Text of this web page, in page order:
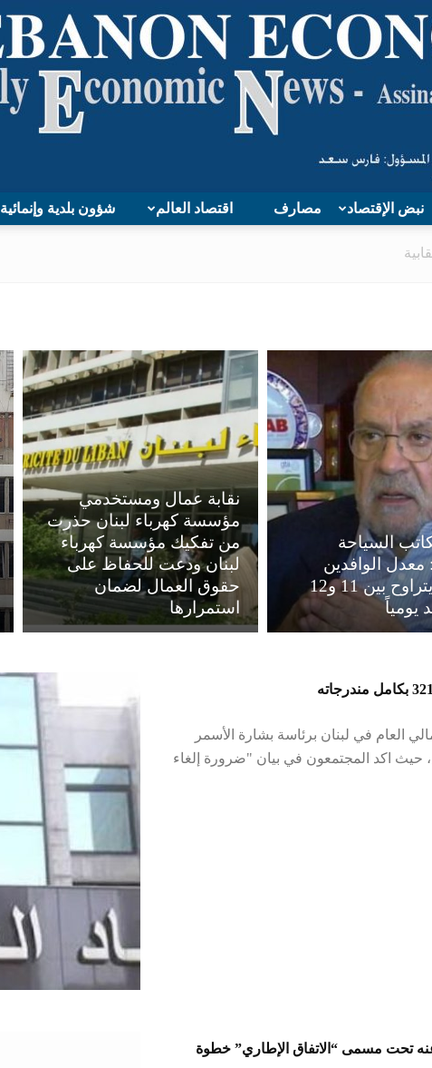
Economy
شؤون بلدية وإنمائية اقتصاد العالم مصارف نبض الإقتصاد
نقابة عمال ومستخدمي
مؤسسة كهرباء لبنان حذرت
من تفكيك مؤسسة كهرباء
لبنان ودعت للحفاظ على
حقوق العمال لضمان
استمرارها
السياحة
معدل الوافدين
اليومي يتراوح بين 11 و12
يومياً
العام في لبنان برئاسة بشارة الأسمر
حيث اكد المجتمعون في بيان "ضرورة إلغاء
تحت مسمى “الاتفاق الإطاري” خطوة